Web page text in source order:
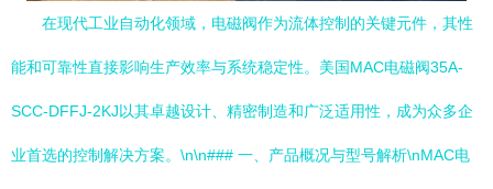
在现代工业自动化领域，电磁阀作为流体控制的关键元件，其性
能和可靠性直接影响生产效率与系统稳定性。美国MAC电磁阀35A-
SCC-DFFJ-2KJ以其卓越设计、精密制造和广泛适用性，成为众多企
业首选的控制解决方案。\n\n### 一、产品概况与型号解析\nMAC电